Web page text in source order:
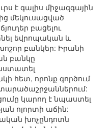
է գալիս միջազգային
մեկուսացված
բացելու
եվրոպական և
բանկեր: Իրանի
բանկը
հետ, որոնք գործում
կարող է նպաստել
ոլորտի աճին:
խոչընդոտն